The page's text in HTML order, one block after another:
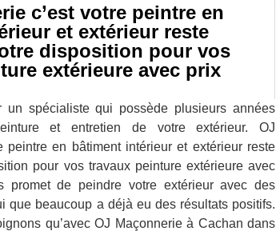
c’est votre peintre en
et extérieur reste
disposition pour vos
extérieure avec prix
un spécialiste qui possède plusieurs années
et entretien de votre extérieur. OJ
peintre en bâtiment intérieur et extérieur reste
pour vos travaux peinture extérieure avec
promet de peindre votre extérieur avec des
que beaucoup a déjà eu des résultats positifs.
qu’avec OJ Maçonnerie à Cachan dans